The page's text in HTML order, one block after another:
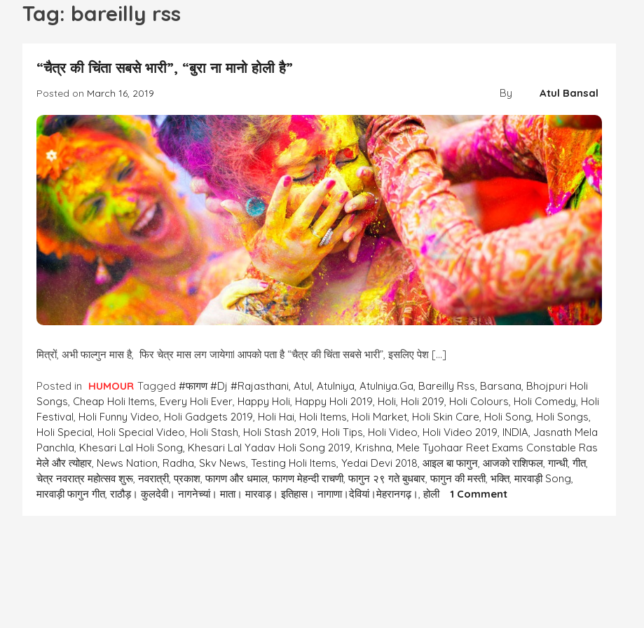
Tag: bareilly rss
“चैत्र की चिंता सबसे भारी”, “बुरा ना मानो होली है”
Posted on March 16, 2019 By Atul Bansal
मित्रों, अभी फाल्गुन मास है, फिर चेत्र मास लग जायेगाI आपको पता है “चैत्र की चिंता सबसे भारी”, इसलिए पेश […]
Posted in HUMOUR Tagged#फागण #dj #rajasthani,Atul,Atulniya,Atulniya.ga, Bareilly Rss, Barsana, Bhojpuri Holi
Songs, Cheap Holi Items, Every Holi Ever, Happy Holi, Happy Holi 2019, Holi, Holi 2019, Holi Colours, Holi Comedy, Holi
Festival, Holi Funny Video, Holi Gadgets 2019, Holi Hai, Holi Items, Holi Market, Holi Skin Care, Holi Song, Holi Songs,
Holi Special, Holi Special Video, Holi Stash, Holi Stash 2019, Holi Tips, Holi Video, Holi Video 2019, INDIA, Jasnath Mela
Panchla, Khesari Lal Holi Song, Khesari Lal Yadav Holi Song 2019, Krishna, Mele Tyohaar Reet Exams Constable Ras
मेले और त्योहार, News Nation, Radha, Skv News,Testing Holi Items,Yedai Devi 2018,आइल बा फागुन,आजको राशिफल,गान्धी,गीत,
चेत्र नवरात्र महोत्सव शुरू,नवरात्री,प्रकाश,फागण और धमाल,फागण मेहन्दी राचणी,फागुन २९ गते बुधबार,फागुन की मस्ती,भक्ति,मारवाड़ी Song,
मारवाड़ी फागुन गीत,राठौड़। कुलदेवी। नागनेच्यां। माता। मारवाड़। इतिहास। नागाणा।देवियां।मेहरानगढ़।,होली 1 CommentOn